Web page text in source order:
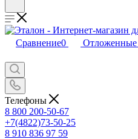
Сравнение0 Отложенные
Телефоны
8 800 200-50-67
+7(4822)73-50-25
8 910 836 97 59